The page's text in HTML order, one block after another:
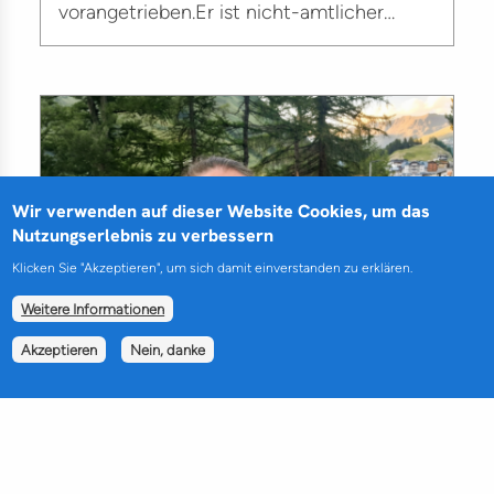
vorangetrieben.Er ist nicht-amtlicher…
Wir verwenden auf dieser Website Cookies, um das
Nutzungserlebnis zu verbessern
Klicken Sie "Akzeptieren", um sich damit einverstanden zu erklären.
Weitere Informationen
Akzeptieren Nein, danke